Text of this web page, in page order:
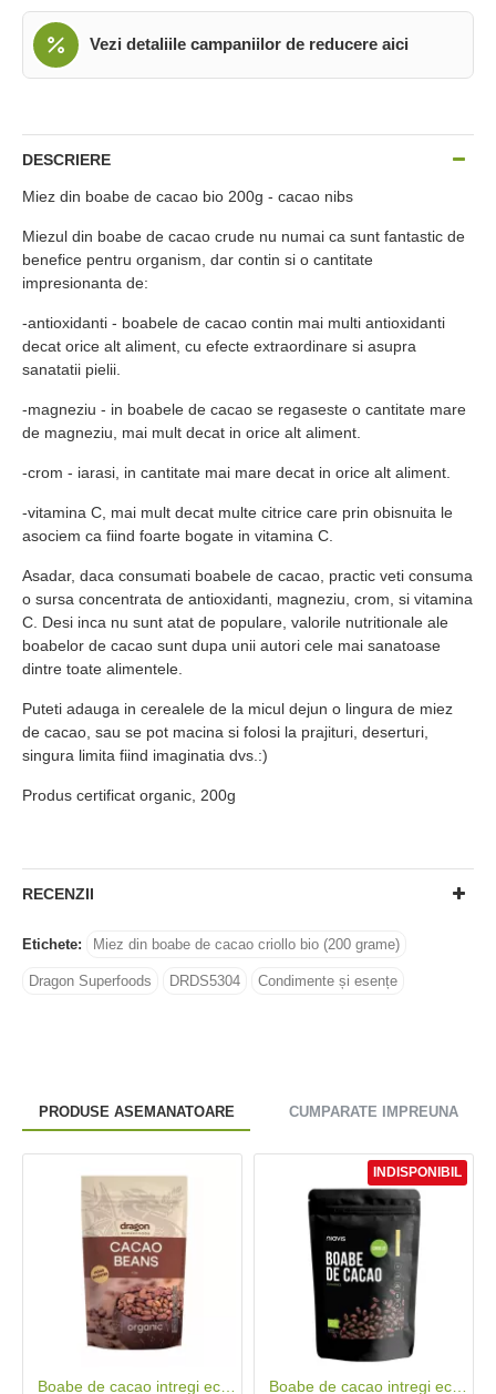
Vezi detaliile campaniilor de reducere aici
DESCRIERE
Miez din boabe de cacao bio 200g - cacao nibs
Miezul din boabe de cacao crude nu numai ca sunt fantastic de
benefice pentru organism, dar contin si o cantitate
impresionanta de:
-antioxidanti - boabele de cacao contin mai multi antioxidanti
decat orice alt aliment, cu efecte extraordinare si asupra
sanatatii pielii.
-magneziu - in boabele de cacao se regaseste o cantitate mare
de magneziu, mai mult decat in orice alt aliment.
-crom - iarasi, in cantitate mai mare decat in orice alt aliment.
-vitamina C, mai mult decat multe citrice care prin obisnuita le
asociem ca fiind foarte bogate in vitamina C.
Asadar, daca consumati boabele de cacao, practic veti consuma
o sursa concentrata de antioxidanti, magneziu, crom, si vitamina
C. Desi inca nu sunt atat de populare, valorile nutritionale ale
boabelor de cacao sunt dupa unii autori cele mai sanatoase
dintre toate alimentele.
Puteti adauga in cerealele de la micul dejun o lingura de miez
de cacao, sau se pot macina si folosi la prajituri, deserturi,
singura limita fiind imaginatia dvs.:)
Produs certificat organic, 200g
RECENZII
Etichete: Miez din boabe de cacao criollo bio (200 grame)
Dragon Superfoods DRDS5304 Condimente și esențe
PRODUSE ASEMANATOARE CUMPARATE IMPREUNA
INDISPONIBIL